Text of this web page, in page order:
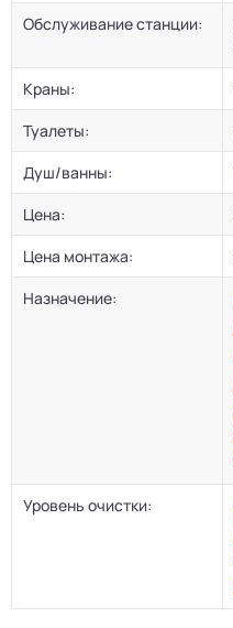
Обслуживание станции:
Краны:
Туалеты:
Душ/ванны:
Цена:
Цена монтажа:
Назначение:
Уровень очистки: